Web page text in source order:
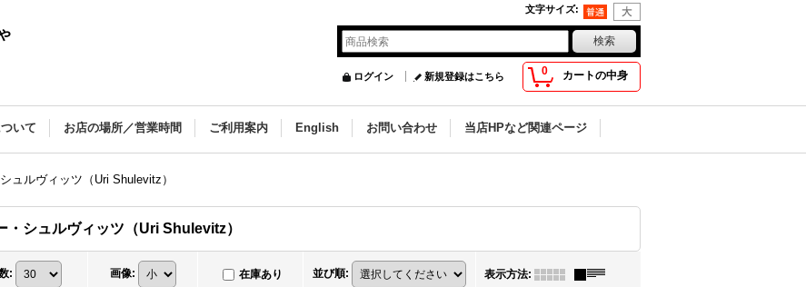
文字サイズ:
0 カートの中身
ログイン 新規登録はこちら
いて お店の場所／営業時間 ご利用案内 English お問い合わせ 当店HPなど関連ページ
ュルヴィッツ（Uri Shulevitz）
・シュルヴィッツ（Uri Shulevitz）
: 画像: 在庫あり 並び順: 表示方法: